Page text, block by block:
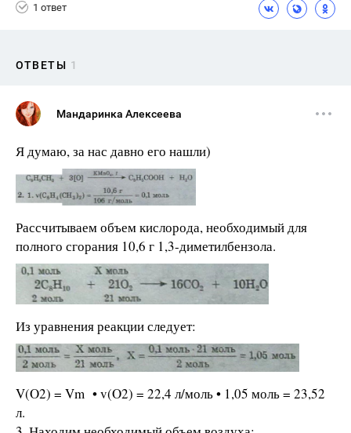
1 ответ
ОТВЕТЫ 1
Мандаринка Алексеева
Я думаю, за нас давно его нашли)
Рассчитываем объем кислорода, необходимый для
полного сгорания 10,6 г 1,3-диметилбензола.
Из уравнения реакции следует:
V(O2) = Vm • v(O2) = 22,4 л/моль • 1,05 моль = 23,52
л.